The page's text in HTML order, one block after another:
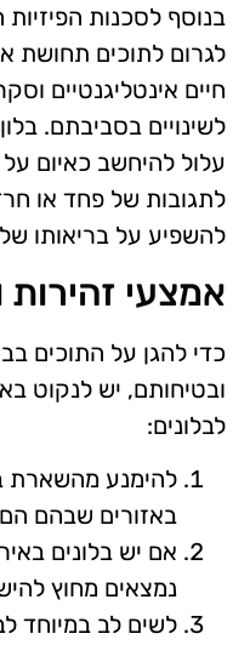
בנוסף לסכנות הפיזיות
לגרום לתוכים תחושת
חיים אינטליגנטיים
לשינויים בסביבתם.
עלול להיחשב כאיום על
לתגובות של פחד או
להשפיע על בריאותו
אמצעי
כדי להגן על התוכים
ובטיחותם, יש לנקוט
לבלונים:
להימנע מהשארת
באזורים שבהם
אם יש בלונים
נמצאים מחוץ
לשים לב במיוחד